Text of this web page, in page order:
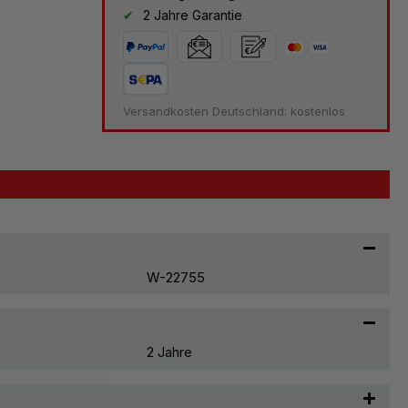
2 Jahre Garantie
Versandkosten Deutschland: kostenlos
W-22755
2 Jahre